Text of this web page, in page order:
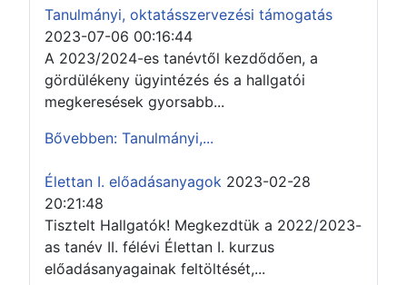
Tanulmányi, oktatásszervezési támogatás
2023-07-06 00:16:44
A 2023/2024-es tanévtől kezdődően, a
gördülékeny ügyintézés és a hallgatói
megkeresések gyorsabb...
Bővebben: Tanulmányi,...
Élettan I. előadásanyagok 2023-02-28
20:21:48
Tisztelt Hallgatók! Megkezdtük a 2022/2023-
as tanév II. félévi Élettan I. kurzus
előadásanyagainak feltöltését,...